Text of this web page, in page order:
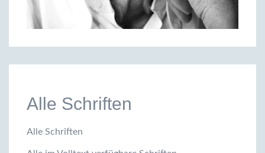
Alle Schriften
Alle Schriften